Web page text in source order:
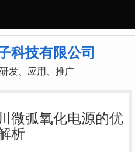
科技有限公司
发、应用、推广
微弧氧化电源的优
析